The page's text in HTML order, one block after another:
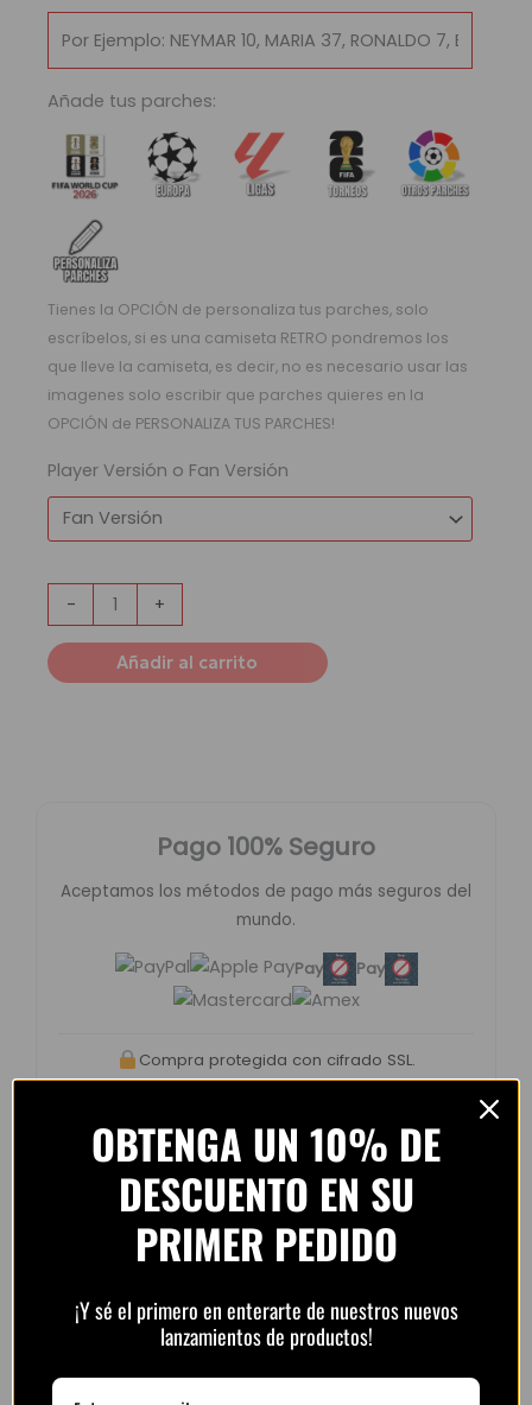
Añade tus parches:
Tienes la OPCIÓN de personaliza tus parches, solo
escríbelos, si es una camiseta RETRO pondremos los
que lleve la camiseta, es decir, no es necesario usar las
imagenes solo escribir que parches quieres en la
OPCIÓN de PERSONALIZA TUS PARCHES!
Player Versión o Fan Versión
- +
Añadir al carrito
Pago 100% Seguro
Aceptamos los métodos de pago más seguros del
mundo.
Pay Pay
Compra protegida con cifrado SSL.
Opiniones de clientes –
PlayFutbol
opiniones
OBTENGA UN 10% DE
DESCUENTO EN SU
PRIMER PEDIDO
¡Y sé el primero en enterarte de nuestros nuevos
lanzamientos de productos!